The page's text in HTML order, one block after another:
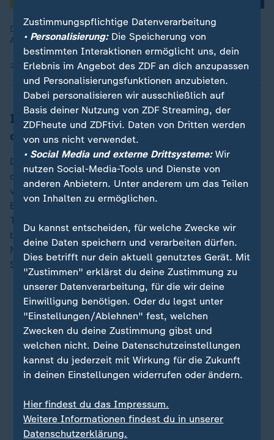
Die US-Strafzölle auf Produkte aus Indien galten seit Ende
August - weil Indien russisches Öl importierte.
20.08.2025 | 6:20 min
Indien lässt Verzicht auf russisches Öl
offen
Der indische Premierminister Narendra Modi bestätigte
das Abkommen und pries den "persönlichen Einsatz"
von Trump für die Stärkung der bilateralen
Beziehungen. Die Einigung spiegele "die wachsende
Tiefe, das Vertrauen und die Dynamik" zwischen
beiden Ländern wider und sei eine "großartige
Neuigkeit für Indien und die USA", erklärte er am
Samstag im Onlinedienst X.
X-Post von Narendra Modi
Ein Klick für den Datenschutz
andere Daten von X nachgeladen. Ihre IP-
Adresse wird dabei an externe Server von X
übertragen. Über den Datenschutz dieses
Zustimmungspflichtige Datenverarbeitung
• Personalisierung:Die Speicherung von
bestimmten Interaktionen ermöglicht uns, dein
Erlebnis im Angebot des ZDF an dich anzupassen
und Personalisierungsfunktionen anzubieten.
Dabei personalisieren wir ausschließlich auf
Basis deiner Nutzung von ZDF Streaming, der
ZDFheute und ZDFtivi. Daten von Dritten werden
von uns nicht verwendet.
• Social Media und externe Drittsysteme:Wir
nutzen Social-Media-Tools und Dienste von
anderen Anbietern. Unter anderem um das Teilen
von Inhalten zu ermöglichen.
Du kannst entscheiden, für welche Zwecke wir
deine Daten speichern und verarbeiten dürfen.
Dies betrifft nur dein aktuell genutztes Gerät. Mit
"Zustimmen" erklärst du deine Zustimmung zu
unserer Datenverarbeitung, für die wir deine
Einwilligung benötigen. Oder du legst unter
"Einstellungen/Ablehnen" fest, welchen
Zwecken du deine Zustimmung gibst und
welchen nicht. Deine Datenschutzeinstellungen
kannst du jederzeit mit Wirkung für die Zukunft
in deinen Einstellungen widerrufen oder ändern.
Hier findest du das Impressum.
Weitere Informationen findest du in unserer
Datenschutzerklärung.